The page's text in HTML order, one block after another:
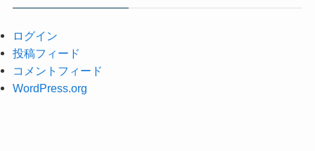
ログイン
投稿フィード
コメントフィード
WordPress.org